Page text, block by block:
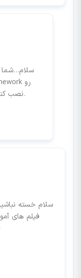
سلام…شما
نصب کنید و بعد اقدام به نصب اسکچاپ کنید.
سلام خسته
فیلم های